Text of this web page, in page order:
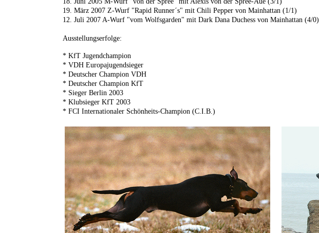
19. März 2007 Z-Wurf "Rapid Runner´s" mit Chili Pepper von Mainhattan (1/1)
12. Juli 2007 A-Wurf "vom Wolfsgarden" mit Dark Dana Duchess von Mainhattan (4/0)
Ausstellungserfolge:
* KfT Jugendchampion
* VDH Europajugendsieger
* Deutscher Champion VDH
* Deutscher Champion KfT
* Sieger Berlin 2003
* Klubsieger KfT 2003
* FCI Internationaler Schönheits-Champion (C.I.B.)